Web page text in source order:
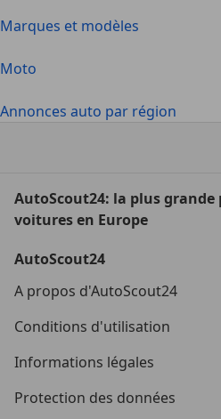
Marques et modèles
Moto
Annonces auto par région
AutoScout24: la plus
voitures en Europe
AutoScout24
A propos d'AutoScout24
Conditions d'utilisation
Informations légales
Protection des données